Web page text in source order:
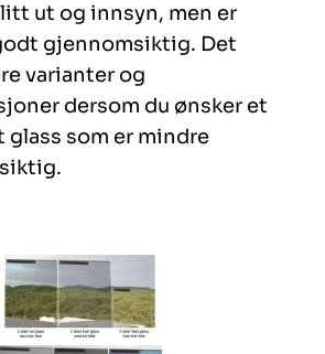
ut og innsyn, men er
gjennomsiktig. Det
varianter og
dersom du ønsker et
glass som er mindre